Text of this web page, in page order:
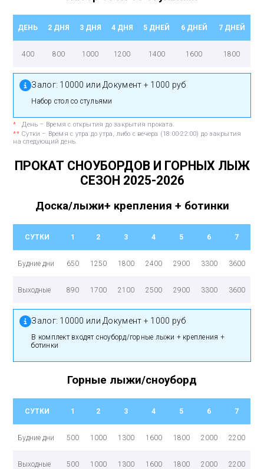
ДЕНЬ 2 ДНЯ 3 ДНЯ 4 ДНЯ 5 ДНЕЙ 6 ДНЕЙ 7 ДНЕЙ
400 800 1000 1200 1400 1600 1800
Залог: 10000 или Документ + 1000 руб
Набор стол со стульями
* День – Время с открытия до закрытия проката.
**Сутки – Время с утра до утра, либо с вечера (18:00-22:00) до закрытия
на следующий день.
ПРОКАТ СНОУБОРДОВ И ГОРНЫХ ЛЫЖ
СЕЗОН 2025-2026
Доска/лыжи+ крепления + ботинки
СУТКИ 1 2 3 4 5 6 7
Будние дни 650 1250 1800 2400 2900 3300 3600
Выходные 890 1700 2100 2500 2900 3300 3600
Залог: 10000 или Документ + 1000 руб
в комплект входят сноуборд/горные лыжи + крепления +
ботинки
Горные лыжи/сноуборд
СУТКИ 1 2 3 4 5 6 7
Будние дни 500 1000 1300 1600 1800 2000 2200
Выходные 500 1000 1300 1600 1800 2000 2200